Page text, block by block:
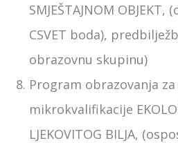
SMJEŠTAJNOM
CSVET boda),
obrazovnu skupinu)
Program obrazovanja
mikrokvalifikacije
LJEKOVITOG BILJA,